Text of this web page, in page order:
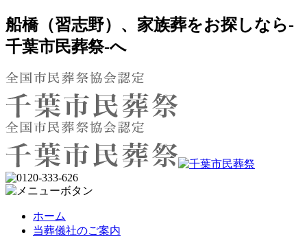
船橋（習志野）、家族葬をお探しなら-
千葉市民葬祭-へ
ホーム
当葬儀社のご案内